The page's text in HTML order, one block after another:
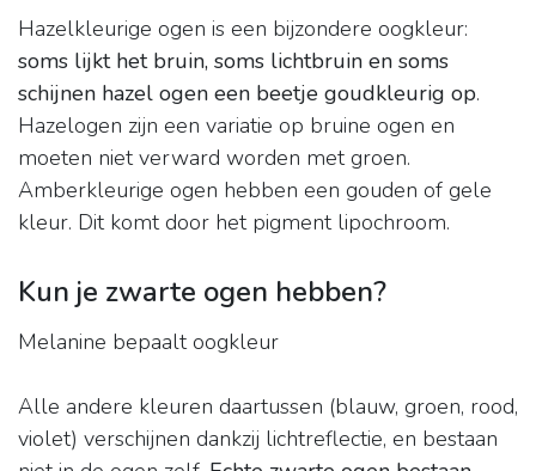
Hazelkleurige ogen is een bijzondere oogkleur:
soms lijkt het bruin, soms lichtbruin en soms
schijnen hazel ogen een beetje goudkleurig op.
Hazelogen zijn een variatie op bruine ogen en
moeten niet verward worden met groen.
Amberkleurige ogen hebben een gouden of gele
kleur. Dit komt door het pigment lipochroom.
Kun je zwarte ogen hebben?
Melanine bepaalt oogkleur
Alle andere kleuren daartussen (blauw, groen, rood,
violet) verschijnen dankzij lichtreflectie, en bestaan